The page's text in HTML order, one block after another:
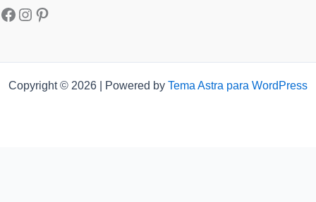
Copyright © 2026 | Powered by Tema Astra para WordPress